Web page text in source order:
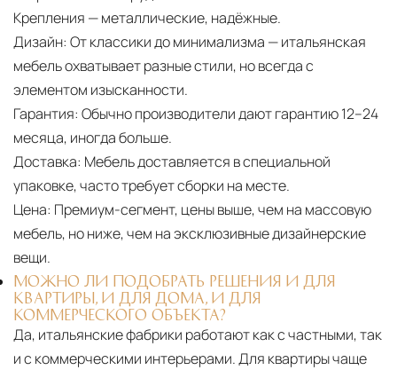
Крепления — металлические, надёжные.
Дизайн: От классики до минимализма — итальянская
мебель охватывает разные стили, но всегда с
элементом изысканности.
Гарантия: Обычно производители дают гарантию 12–24
месяца, иногда больше.
Доставка: Мебель доставляется в специальной
упаковке, часто требует сборки на месте.
Цена: Премиум-сегмент, цены выше, чем на массовую
мебель, но ниже, чем на эксклюзивные дизайнерские
вещи.
МОЖНО ЛИ ПОДОБРАТЬ РЕШЕНИЯ И ДЛЯ
КВАРТИРЫ, И ДЛЯ ДОМА, И ДЛЯ
КОММЕРЧЕСКОГО ОБЪЕКТА?
Да, итальянские фабрики работают как с частными, так
и с коммерческими интерьерами. Для квартиры чаще